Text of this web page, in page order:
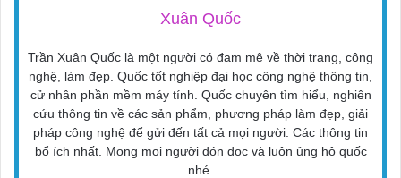
Xuân Quốc
Trần Xuân Quốc là một người có đam mê về thời trang, công
nghệ, làm đẹp. Quốc tốt nghiệp đại học công nghệ thông tin,
cử nhân phần mềm máy tính. Quốc chuyên tìm hiểu, nghiên
cứu thông tin về các sản phẩm, phương pháp làm đẹp, giải
pháp công nghệ để gửi đến tất cả mọi người. Các thông tin
bổ ích nhất. Mong mọi người đón đọc và luôn ủng hộ quốc
nhé.